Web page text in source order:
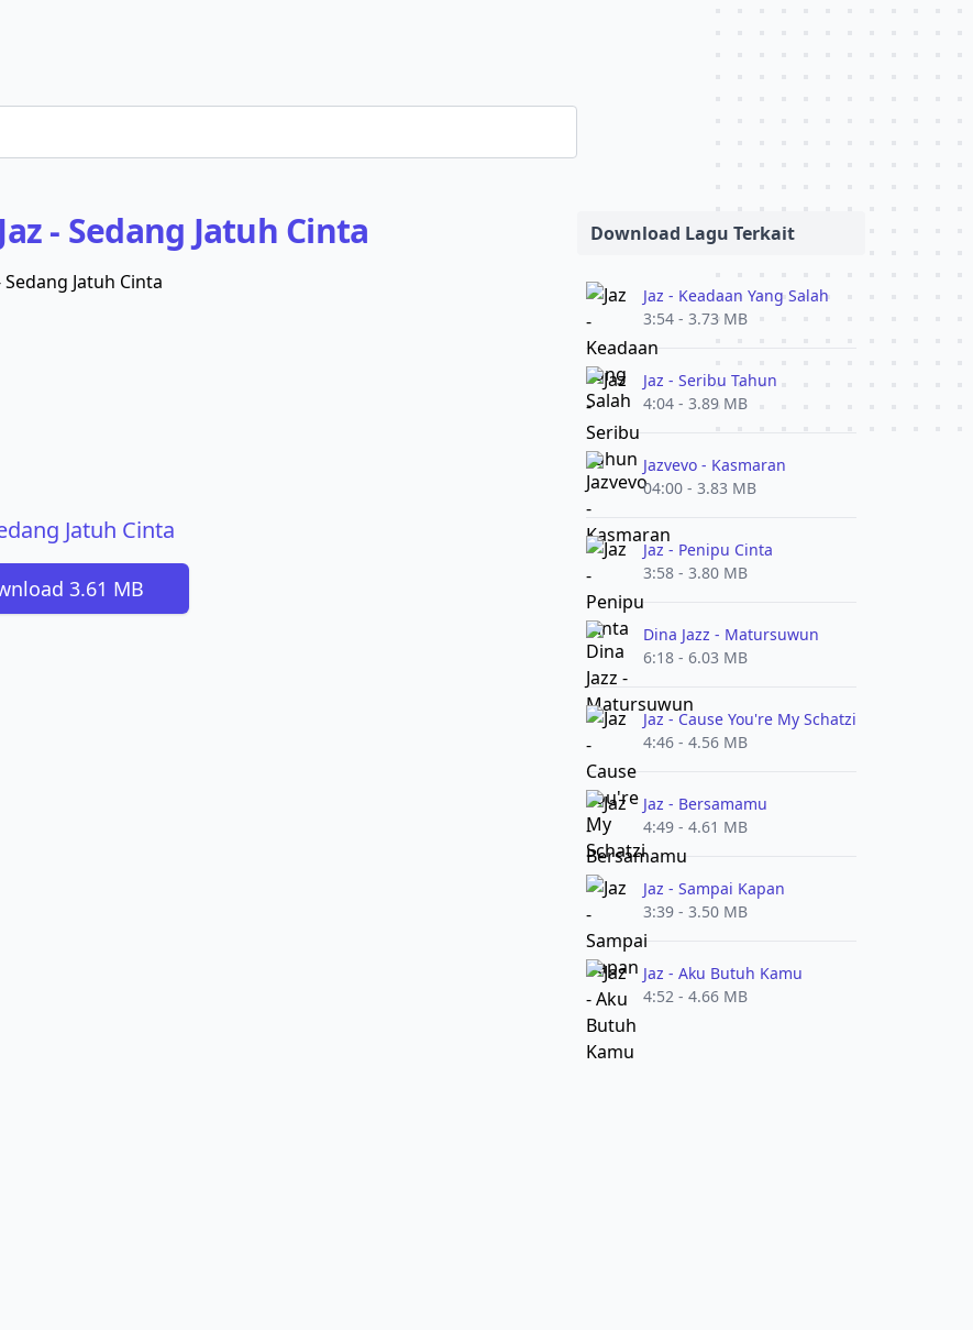
Jaz - Sedang Jatuh Cinta
Jatuh Cinta
3.61 MB
Download Lagu Terkait
Jaz - Keadaan Yang Salah
3:54 - 3.73 MB
Jaz - Seribu Tahun
4:04 - 3.89 MB
Jazvevo - Kasmaran
04:00 - 3.83 MB
Jaz - Penipu Cinta
3:58 - 3.80 MB
Dina Jazz - Matursuwun
6:18 - 6.03 MB
Jaz - Cause You're My Schatzi
4:46 - 4.56 MB
Jaz - Bersamamu
4:49 - 4.61 MB
Jaz - Sampai Kapan
3:39 - 3.50 MB
Jaz - Aku Butuh Kamu
4:52 - 4.66 MB